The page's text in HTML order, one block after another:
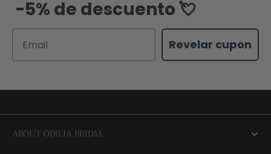
-5% de descuento 💘
Revelar cupon
ABOUT ODILIA BRIDAL